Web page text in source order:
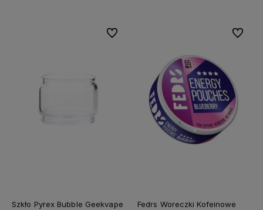
Szkło Pyrex Bubble Geekvape
Do ulubionych
Fedrs Woreczki Kofeinowe
Do